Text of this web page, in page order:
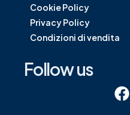
Cookie Policy
Privacy Policy
Condizioni di vendita
Follow us